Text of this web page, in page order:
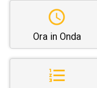
Ora in Onda